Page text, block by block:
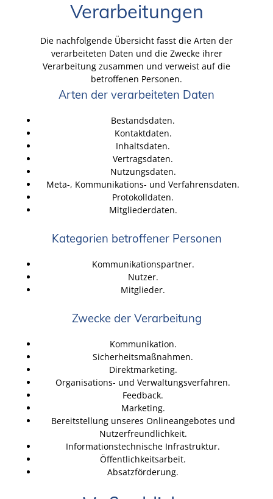
Verarbeitungen
Die nachfolgende Übersicht fasst die Arten der
verarbeiteten Daten und die Zwecke ihrer
Verarbeitung zusammen und verweist auf die
betroffenen Personen.
Arten der verarbeiteten Daten
Bestandsdaten.
Kontaktdaten.
Inhaltsdaten.
Vertragsdaten.
Nutzungsdaten.
Meta-, Kommunikations- und Verfahrensdaten.
Protokolldaten.
Mitgliederdaten.
Kategorien betroffener Personen
Kommunikationspartner.
Nutzer.
Mitglieder.
Zwecke der Verarbeitung
Kommunikation.
Sicherheitsmaßnahmen.
Direktmarketing.
Organisations- und Verwaltungsverfahren.
Feedback.
Marketing.
Bereitstellung unseres Onlineangebotes und
Nutzerfreundlichkeit.
Informationstechnische Infrastruktur.
Öffentlichkeitsarbeit.
Absatzförderung.